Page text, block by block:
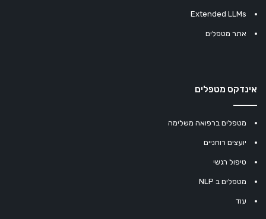
Extended LLMs
אתר מטפלים
אינדקס מטפלים
מטפלים ברפואה משלימה
יועצים רוחניים
טיפול רגשי
מטפלים ב NLP
עוד